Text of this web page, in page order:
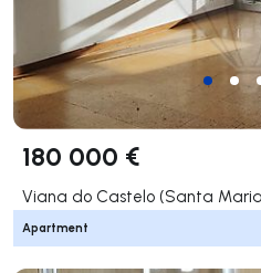
180 000 €
Apartment